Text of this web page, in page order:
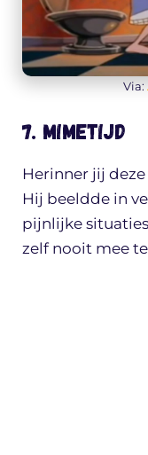
Via:
7. Mimetijd
Herinner jij
Hij beeldde in
pijnlijke
zelf nooit mee